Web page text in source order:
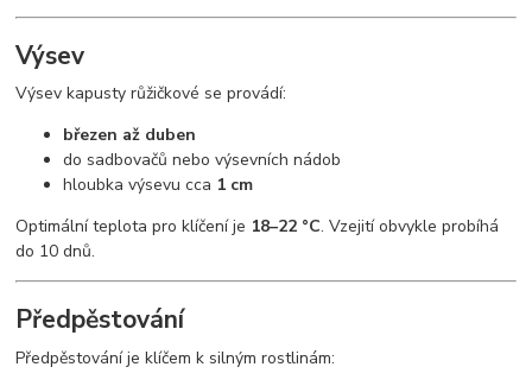
Výsev
Výsev kapusty růžičkové se provádí:
březen až duben
do sadbovačů nebo výsevních nádob
hloubka výsevu cca 1 cm
Optimální teplota pro klíčení je 18–22 °C. Vzejití obvykle probíhá
do 10 dnů.
Předpěstování
Předpěstování je klíčem k silným rostlinám: